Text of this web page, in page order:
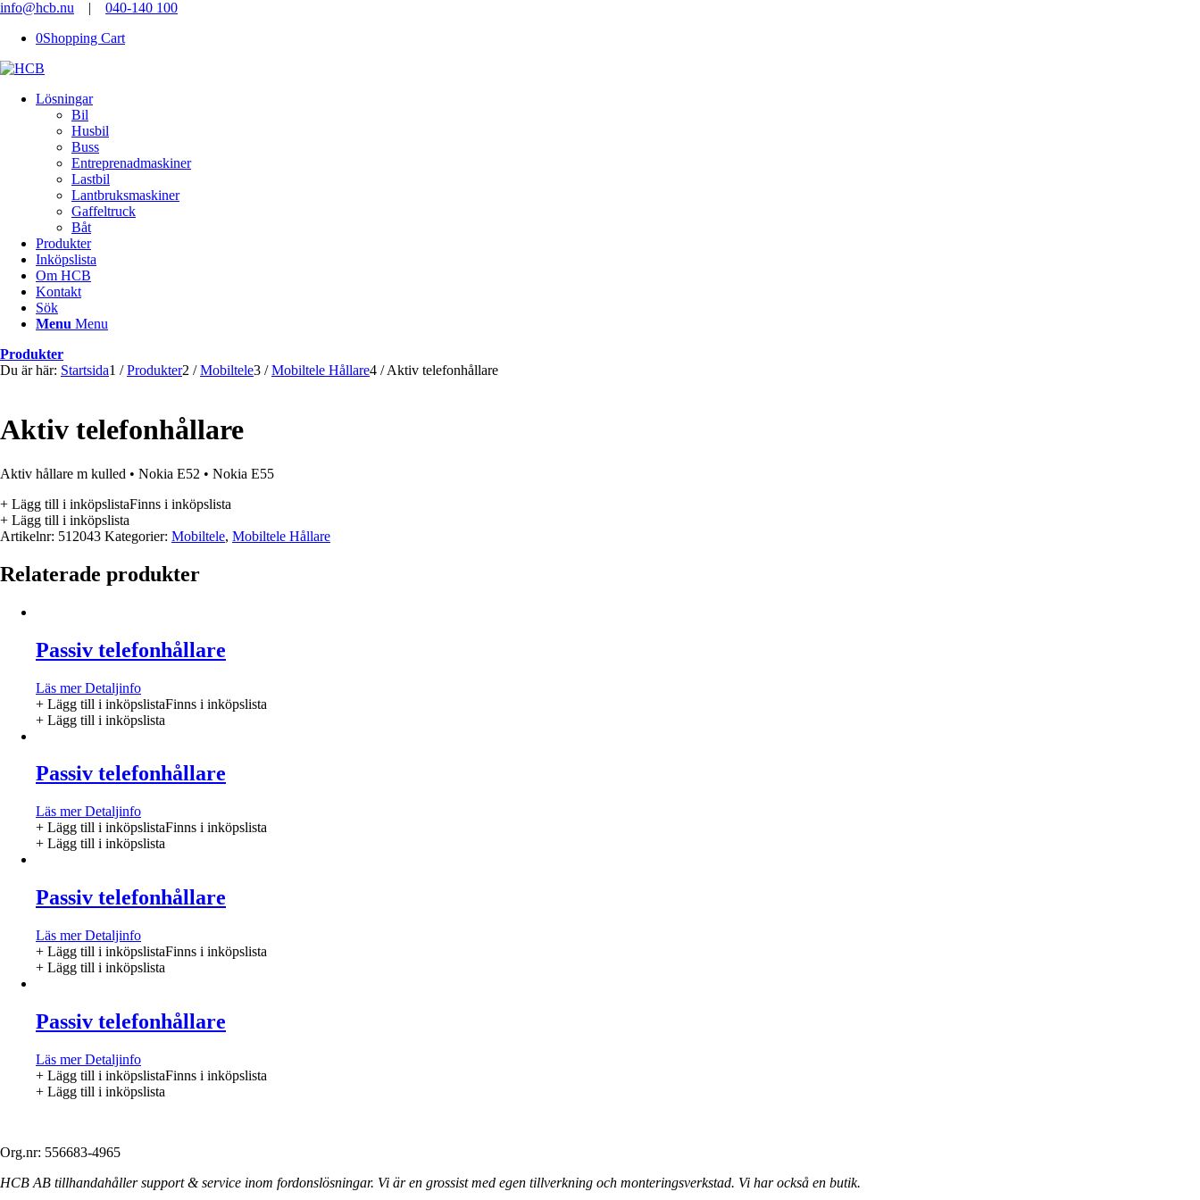
info@hcb.nu | 040-140 100
0Shopping Cart
Lösningar
Bil
Husbil
Buss
Entreprenadmaskiner
Lastbil
Lantbruksmaskiner
Gaffeltruck
Båt
Produkter
Inköpslista
Om HCB
Kontakt
Sök
Menu Menu
Produkter
Du är här: Startsida1 / Produkter2 / Mobiltele3 / Mobiltele Hållare4 / Aktiv telefonhållare
Aktiv telefonhållare
Aktiv hållare m kulled • Nokia E52 • Nokia E55
+ Lägg till i inköpslistaFinns i inköpslista
+ Lägg till i inköpslista
Artikelnr: 512043 Kategorier: Mobiltele, Mobiltele Hållare
Relaterade produkter
Passiv telefonhållare
Läs merDetaljinfo
+ Lägg till i inköpslistaFinns i inköpslista
+ Lägg till i inköpslista
Passiv telefonhållare
Läs merDetaljinfo
+ Lägg till i inköpslistaFinns i inköpslista
+ Lägg till i inköpslista
Passiv telefonhållare
Läs merDetaljinfo
+ Lägg till i inköpslistaFinns i inköpslista
+ Lägg till i inköpslista
Passiv telefonhållare
Läs merDetaljinfo
+ Lägg till i inköpslistaFinns i inköpslista
+ Lägg till i inköpslista
Org.nr: 556683-4965
HCB AB tillhandahåller support & service inom fordonslösningar. Vi är en grossist med egen tillverkning och monteringsverkstad. Vi har också en butik.